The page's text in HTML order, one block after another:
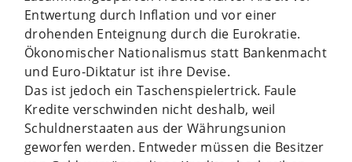
Entwertung durch Inflation und vor einer
drohenden Enteignung durch die Eurokratie.
Ökonomischer Nationalismus statt Bankenmacht
und Euro-Diktatur ist ihre Devise.
Das ist jedoch ein Taschenspielertrick. Faule
Kredite verschwinden nicht deshalb, weil
Schuldnerstaaten aus der Währungsunion
geworfen werden. Entweder müssen die Besitzer